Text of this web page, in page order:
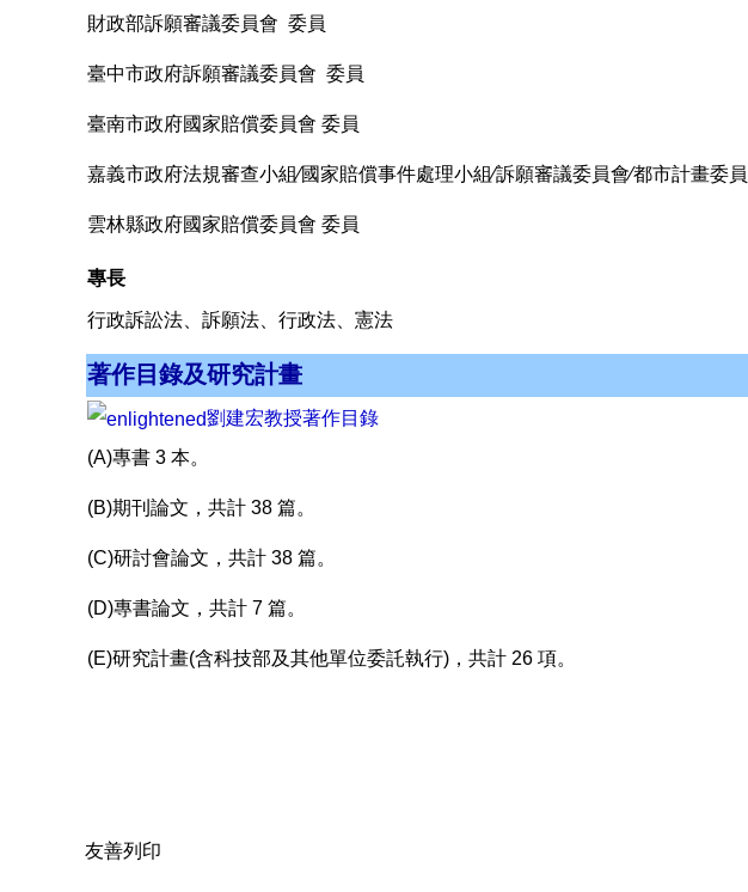
財政部訴願審議委員會 委員
臺中市政府訴願審議委員會 委員
臺南市政府國家賠償委員會 委員
嘉義市政府法規審查小組∕國家賠償事件處理小組∕訴願審議委員會∕都市計畫委
雲林縣政府國家賠償委員會 委員
專長
行政訴訟法、訴願法、行政法、憲法
著作目錄及研究計畫
劉建宏教授著作目錄
(A)專書 3 本。
(B)期刊論文，共計 38 篇。
(C)研討會論文，共計 38 篇。
(D)專書論文，共計 7 篇。
(E)研究計畫(含科技部及其他單位委託執行)，共計 26 項。
友善列印